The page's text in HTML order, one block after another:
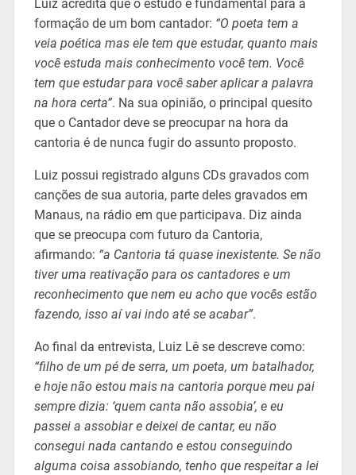
Luiz acredita que o estudo é fundamental para a
formação de um bom cantador: “O poeta tem a
veia poética mas ele tem que estudar, quanto mais
você estuda mais conhecimento você tem. Você
tem que estudar para você saber aplicar a palavra
na hora certa”. Na sua opinião, o principal quesito
que o Cantador deve se preocupar na hora da
cantoria é de nunca fugir do assunto proposto.
Luiz possui registrado alguns CDs gravados com
canções de sua autoria, parte deles gravados em
Manaus, na rádio em que participava. Diz ainda
que se preocupa com futuro da Cantoria,
afirmando: “a Cantoria tá quase inexistente. Se não
tiver uma reativação para os cantadores e um
reconhecimento que nem eu acho que vocês estão
fazendo, isso aí vai indo até se acabar”.
Ao final da entrevista, Luiz Lê se descreve como:
“filho de um pé de serra, um poeta, um batalhador,
e hoje não estou mais na cantoria porque meu pai
sempre dizia: ‘quem canta não assobia’, e eu
passei a assobiar e deixei de cantar, eu não
consegui nada cantando e estou conseguindo
alguma coisa assobiando, tenho que respeitar a lei